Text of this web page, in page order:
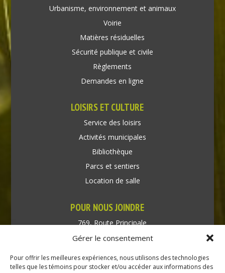
Gérer le consentement
Pour offrir les meilleures expériences, nous utilisons des technologies
telles que les témoins pour stocker et/ou accéder aux informations des
Urbanisme, environnement et animaux
Voirie
Matières résiduelles
Sécurité publique et civile
Règlements
Demandes en ligne
LOISIRS ET CULTURE
Service des loisirs
Activités municipales
Bibliothèque
Parcs et sentiers
Location de salle
POUR NOUS JOINDRE
769, Route Principale
Très-Saint-Rédempteur
Téléphone : (450) 451-5203